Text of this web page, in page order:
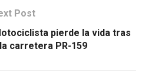
Post
pierde la vida tras
carretera PR-159